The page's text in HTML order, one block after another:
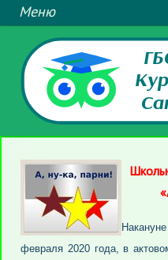
февраля 2020 года, в